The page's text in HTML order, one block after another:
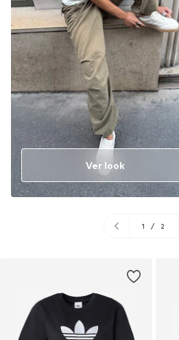
Ver look
1 / 2